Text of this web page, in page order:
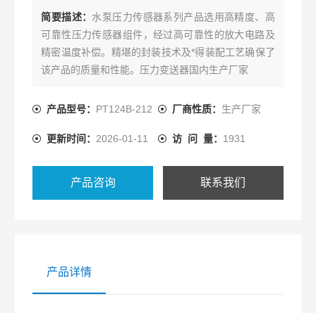
简要描述： 水泵压力传感器系列产品选用高精度、高
可靠性压力传感器组件，经过高可靠性的放大电路及
精密温度补偿。精堪的封装技术及*得装配工艺确保了
该产品的质量和性能。压力变送器国内生产厂家
产品型号： PT124B-212 厂商性质： 生产厂家
更新时间： 2026-01-11 访 问 量： 1931
产品咨询 联系我们
产品详情